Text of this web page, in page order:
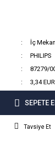
İç Mekan
PHILIPS
87279/
3,34
SEPETE
Tavsiye Et